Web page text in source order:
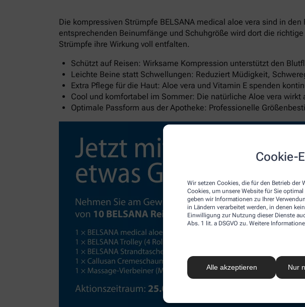
Cookie-
Wir setzen Cookies, die für den Betrieb
Cookies, um unsere Website für Sie
geben wir Informationen zu Ihrer
in Ländern verarbeitet werden, in denen
Einwilligung zur Nutzung dieser Dienste
Abs. 1 lit. a DSGVO zu. Weitere
Alle akzeptieren Nur
Die kompressiven Strümpfe BELSANA medical aloe vera sind in
entsprechenden Beinumfänge und Schuhgröße wird dort die
Strümpfe ihre Wirkung voll entfalten.
Schützt auf Reisen: Wirksame Kompression unterstützt den
Leichte Beine statt Schwellungen: Reduziert Müdigkeit,
Extra Pflege für die Haut: Aloe vera und Vitamin E spenden
Cool und komfortabel im Sommer: Die natürliche Aloe vera
Optimale Passform aus der Apotheke: Professionelle